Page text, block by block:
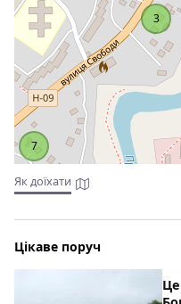
На другому поверсі —
кімната з виходом на
з кріслами, шафка,
туалет, умивальник); 2
тумбочки, телевізор); 3
балконами (в кожній —
телевізор, санвузол —
умивальник);
На третьому поверсі —
столиком, 3 кімнати
на поверсі (в кожній —
устаткування для
загальний лаунж та
7
3
Як доїхати
Цікаве поруч